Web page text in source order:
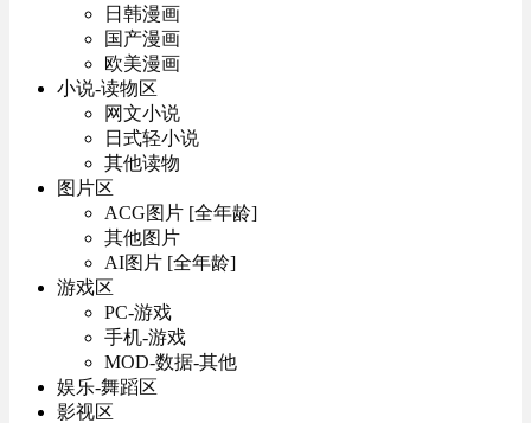
日韩漫画
国产漫画
欧美漫画
小说-读物区
网文小说
日式轻小说
其他读物
图片区
ACG图片 [全年龄]
其他图片
AI图片 [全年龄]
游戏区
PC-游戏
手机-游戏
MOD-数据-其他
娱乐-舞蹈区
影视区